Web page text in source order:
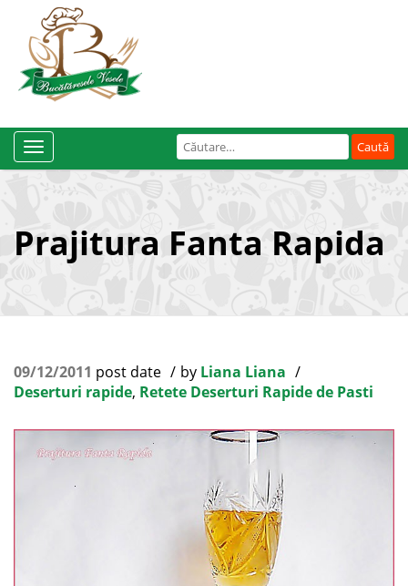
Caută
după:
Toggle
Navigation
Prajitura Fanta Rapida
09/12/2011 post date by Liana Liana
Deserturi rapide, Retete Deserturi Rapide de Pasti